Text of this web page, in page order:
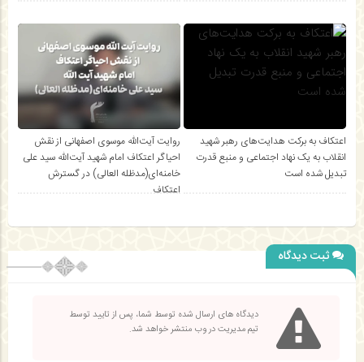
اعتکاف به برکت هدایت‌های رهبر شهید
انقلاب به یک نهاد اجتماعی و منبع قدرت
تبدیل شده است
روایت آیت‌الله موسوی اصفهانی از نقش
احیاگر اعتکاف امام شهید آیت‌الله سید علی
خامنه‌ای(مدظله العالی) در گسترش
اعتکاف
ثبت دیدگاه
دیدگاه های ارسال شده توسط شما، پس از تایید توسط
تیم مدیریت در وب منتشر خواهد شد.